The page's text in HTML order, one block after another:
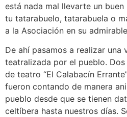
está nada mal llevarte un
tu tatarabuelo, tatarabuela o
a la Asociación en su
De ahí pasamos a realizar una
teatralizada por el pueblo.
de teatro “El Calabacín
fueron contando de manera
pueblo desde que se tienen
celtíbera hasta nuestros días.